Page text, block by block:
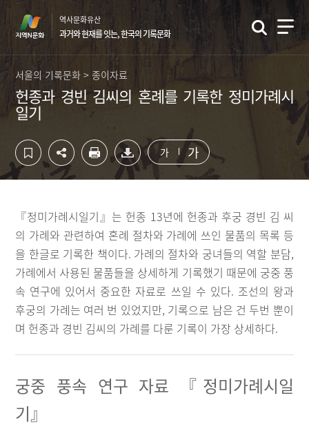
영
역
로
역
바
가
역사문화유산
과거와 현재를 잇는, 한국의 기록문화
서울의 기록문화 > 종이자료
헌종과 경빈 김씨의 혼례를 기록한 정미가례시
일기
가 가
『정미가례시일기』는 헌종 13년에 헌종과 후궁 경빈 김 씨
의 가례와 관련하여 혼례 절차와 가례에 쓰인 물품의 목록 등
을 한글로 기록한 책이다. 가례의 절차와 궁녀들의 역할 분담,
가례에서 사용된 물품들을 상세하게 기록했기 때문에 궁중 풍
속 연구에 있어서 중요한 자료로 쓰일 수 있다. 조선의 왕과
후궁의 가례는 여러 번 있었지만, 기록으로 남은 건 두번 뿐이
며 헌종과 경빈 김씨의 가례를 다룬 기록이 가장 상세하다.
궁중 풍속 연구 자료 『정미가례시일
기』